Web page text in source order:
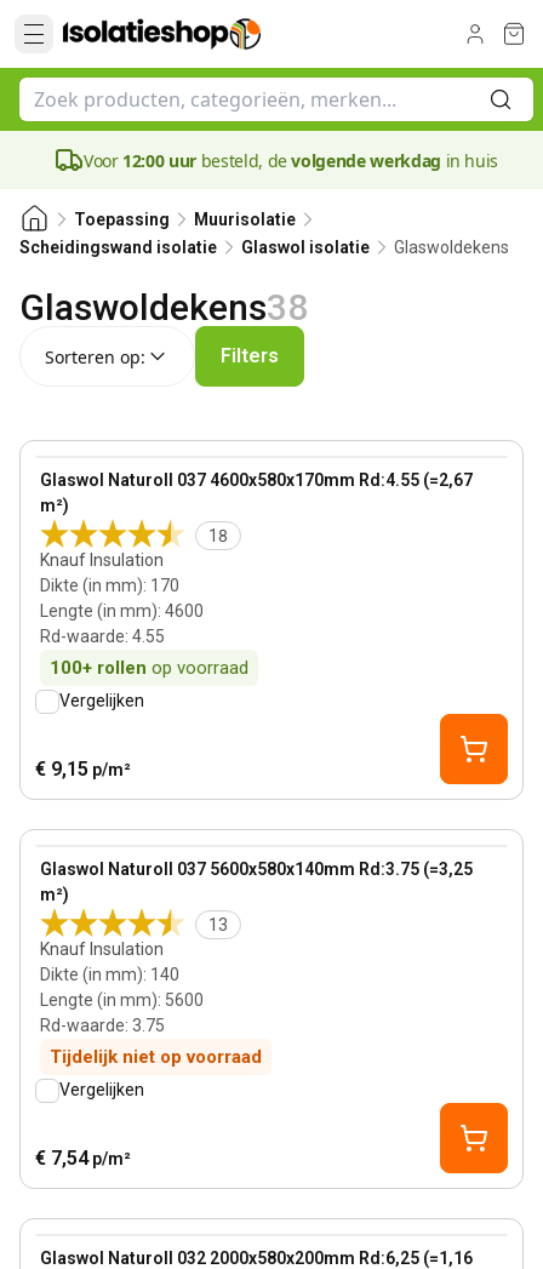
Voor 12:00 uur besteld, devolgende werkdag in huis
Toepassing
Muurisolatie
Scheidingswand isolatie
Glaswol isolatie Glaswoldekens
Glaswoldekens38
Sorteren op: Filters
Bestseller
Glaswol Naturoll 037 4600x580x170mm Rd:4.55 (=2,67
m²)
18
Knauf Insulation
Dikte (in mm): 170
Lengte (in mm): 4600
Rd-waarde: 4.55
100+ rollen op voorraad
View product
Vergelijken
€ 9,15 p/m²
Glaswol Naturoll 037 5600x580x140mm Rd:3.75 (=3,25
m²)
13
Knauf Insulation
Dikte (in mm): 140
Lengte (in mm): 5600
Rd-waarde: 3.75
Tijdelijk niet op voorraad
View product
Vergelijken
€ 7,54 p/m²
Glaswol Naturoll 032 2000x580x200mm Rd:6,25 (=1,16
View product